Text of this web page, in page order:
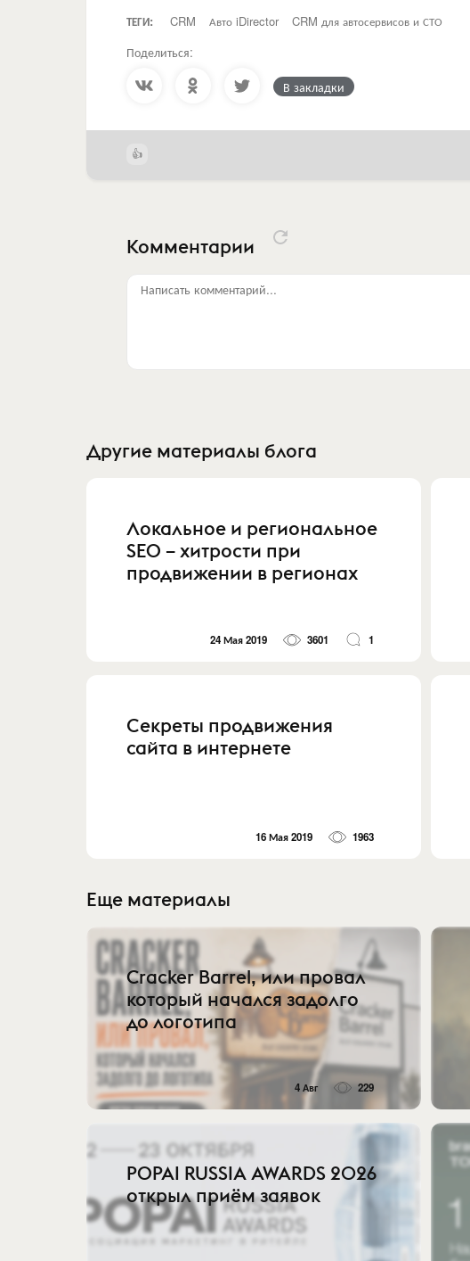
ТЕГИ:
CRM Авто iDirector CRM для автосервисов и СТО
Поделиться:
В закладки
Комментарии
Написать комментарий...
Другие материалы блога
Локальное и региональное
SEO – хитрости при
продвижении в регионах
24 Мая 2019 3601 1
Секреты продвижения
сайта в интернете
16 Мая 2019 1963
Еще материалы
Cracker Barrel, или провал
который начался задолго
до логотипа
4 Авг 229
POPAI RUSSIA AWARDS 2026
открыл приём заявок